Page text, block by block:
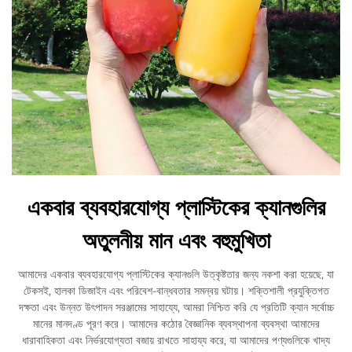
একবার ব্যবহারযোগ্য প্লাস্টিকের ক্যানগুলির
অতুলনীয় মান এবং বহুমুখিতা
আমাদের একবার ব্যবহারযোগ্য প্লাস্টিকের ক্যানগুলি উত্কৃষ্টতার জন্য নকশা করা হয়েছে, যা
টেকসই, হালকা ডিজাইন এবং পরিবেশ-বান্ধবতার সমন্বয় ঘটায়। শক্তিশালী প্রযুক্তিগত
দক্ষতা এবং উন্নত উৎপাদন সরঞ্জামের সাহায্যে, আমরা নিশ্চিত করি যে প্রতিটি ক্যান সর্বোচ্চ
মানের মানদণ্ড পূরণ করে। আমাদের কঠোর বৈজ্ঞানিক ব্যবস্থাপনা ব্যবস্থা আমাদের
ধারাবাহিকতা এবং নির্ভরযোগ্যতা বজায় রাখতে সাহায্য করে, যা আমাদের পণ্যগুলিকে খাদ্য